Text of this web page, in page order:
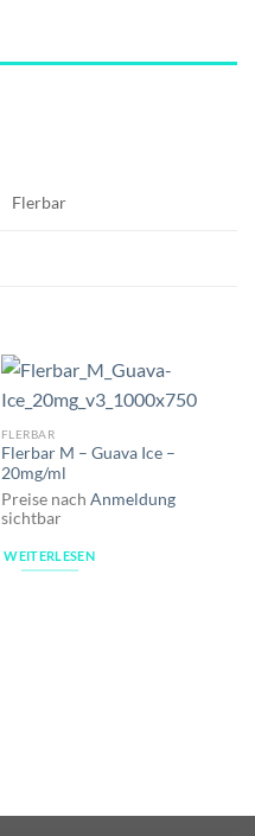
Flerbar
FLERBAR
Flerbar M – Guava Ice –
20mg/ml
Preise nach Anmeldung
sichtbar
WEITERLESEN